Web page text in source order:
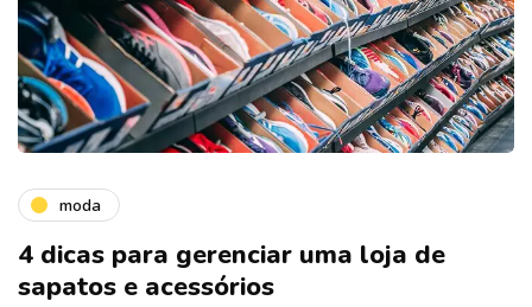
moda
4 dicas para gerenciar uma loja de
sapatos e acessórios